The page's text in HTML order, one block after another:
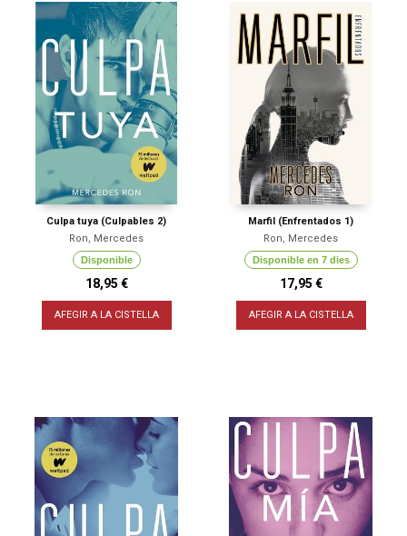
Culpa tuya (Culpables 2)
Ron, Mercedes
Disponible
18,95 €
AFEGIR A LA CISTELLA
Marfil (Enfrentados 1)
Ron, Mercedes
Disponible en 7 dies
17,95 €
AFEGIR A LA CISTELLA